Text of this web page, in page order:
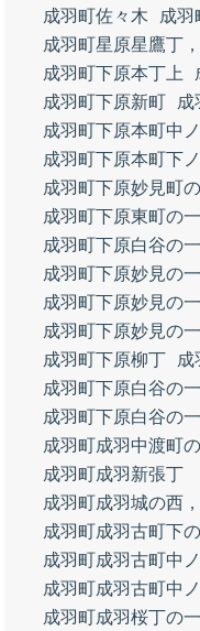
成羽町佐々木
成羽
成羽町星原星鷹丁
成羽町下原本丁上
成羽町下原新町
成
成羽町下原本町中
成羽町下原本町下
成羽町下原妙見町
成羽町下原東町の
成羽町下原白谷の
成羽町下原妙見の
成羽町下原妙見の
成羽町下原妙見の
成羽町下原柳丁
成
成羽町下原白谷の
成羽町下原白谷の
成羽町成羽中渡町
成羽町成羽新張丁
成羽町成羽城の西
成羽町成羽古町下
成羽町成羽古町中
成羽町成羽古町中
成羽町成羽桜丁の